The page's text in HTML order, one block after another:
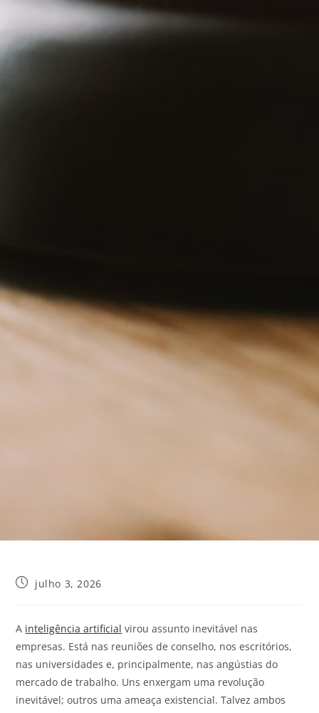
julho 3, 2026
A inteligência artificial virou assunto inevitável nas
empresas. Está nas reuniões de conselho, nos escritórios,
nas universidades e, principalmente, nas angústias do
mercado de trabalho. Uns enxergam uma revolução
inevitável; outros uma ameaça existencial. Talvez ambos